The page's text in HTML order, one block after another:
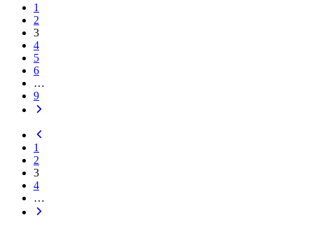
1
2
3
4
5
6
…
9
1
2
3
4
…